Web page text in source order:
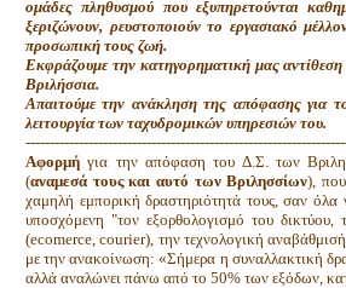
ομάδες πληθυσμού που εξυπηρετούνται
ξεριζώνουν, ρευστοποιούν το εργασιακό
προσωπική τους ζωή.
Εκφράζουμε την κατηγορηματική μας
Βριλήσσια.
Απαιτούμε την ανάκληση της απόφασης για
λειτουργία των ταχυδρομικών υπηρεσιών του.
Αφορμή για την απόφαση του Δ.Σ. των
(αναμεσά τους και αυτό των Βριλησσίων),
χαμηλή εμπορική δραστηριότητά τους, σαν όλα
υποσχόμενη "τον εξορθολογισμό του
(ecomerce, courier), την τεχνολογική
με την ανακοίνωση: «Σήμερα η συναλλακτική
αλλά αναλώνει πάνω από το 50% των εξόδων,